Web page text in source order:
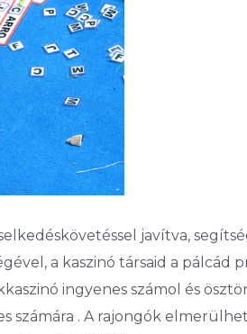
javítva,
a kaszinó társaid a pálcád
ingyenes számol és
számára . A rajongók